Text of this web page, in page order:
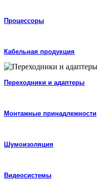
Процессоры
Кабельная продукция
Переходники и адаптеры
Монтажные принадлежности
Шумоизоляция
Видеосистемы